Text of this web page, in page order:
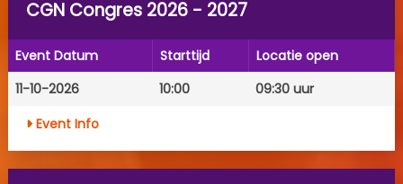
CGN Congres 2026 - 2027
Event Datum Starttijd
Locatie open
11-10-2026
10:00
09:30 uur
Event Info